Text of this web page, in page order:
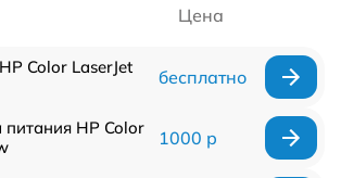
Цена
Color LaserJet
бесплатно
HP Color
1000 р